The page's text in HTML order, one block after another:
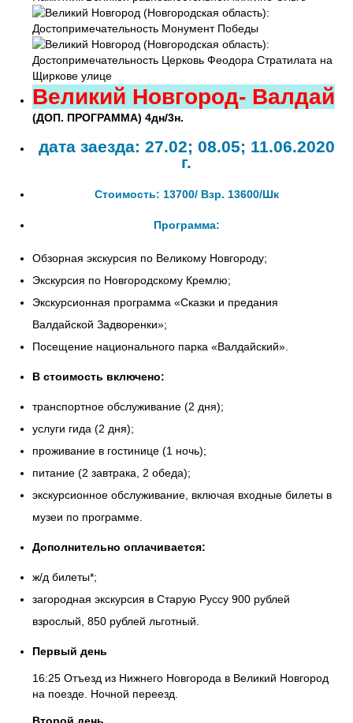
Великий Новгород- Валдай
(ДОП. ПРОГРАММА) 4дн/3н.
дата заезда: 27.02; 08.05; 11.06.2020
г.
Стоимость: 13700/ Взр. 13600/Шк
Программа:
Обзорная экскурсия по Великому Новгороду;
Экскурсия по Новгородскому Кремлю;
Экскурсионная программа «Сказки и предания
Валдайской Задворенки»;
Посещение национального парка «Валдайский».
В стоимость включено:
транспортное обслуживание (2 дня);
услуги гида (2 дня);
проживание в гостинице (1 ночь);
питание (2 завтрака, 2 обеда);
экскурсионное обслуживание, включая входные билеты в
музеи по программе.
Дополнительно оплачивается:
ж/д билеты*;
загородная экскурсия в Старую Руссу 900 рублей
взрослый, 850 рублей льготный.
Первый день
16:25 Отъезд из Нижнего Новгорода в Великий Новгород
на поезде. Ночной переезд.
Второй день